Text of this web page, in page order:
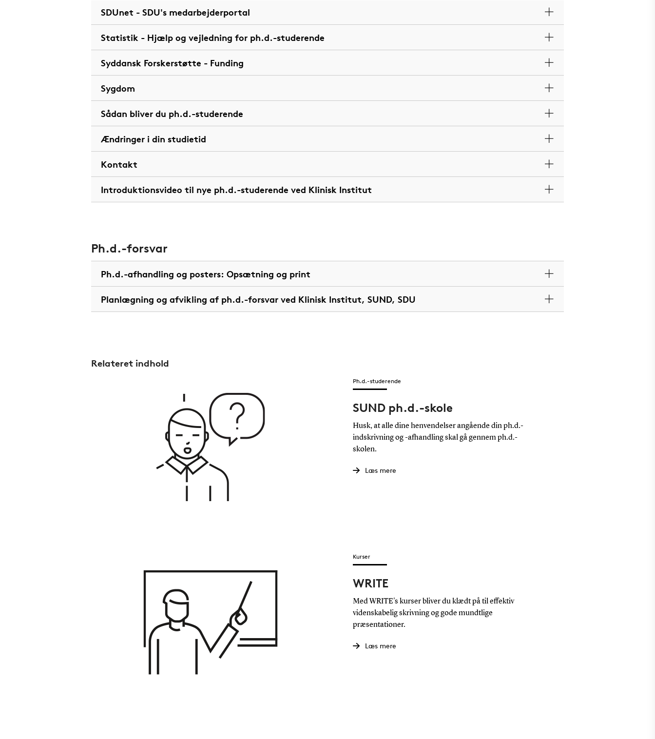
SDUnet - SDU's medarbejderportal
Statistik - Hjælp og vejledning for ph.d.-studerende
Syddansk Forskerstøtte - Funding
Sygdom
Sådan bliver du ph.d.-studerende
Ændringer i din studietid
Kontakt
Introduktionsvideo til nye ph.d.-studerende ved Klinisk Institut
Ph.d.-forsvar
Ph.d.-afhandling og posters: Opsætning og print
Planlægning og afvikling af ph.d.-forsvar ved Klinisk Institut, SUND, SDU
Relateret indhold
Ph.d.-studerende
SUND ph.d.-skole
Husk, at alle dine henvendelser angående din ph.d.-
indskrivning og -afhandling skal gå gennem ph.d.-
skolen.
Læs mere
Kurser
WRITE
Med WRITE's kurser bliver du klædt på til effektiv
videnskabelig skrivning og gode mundtlige
præsentationer.
Læs mere